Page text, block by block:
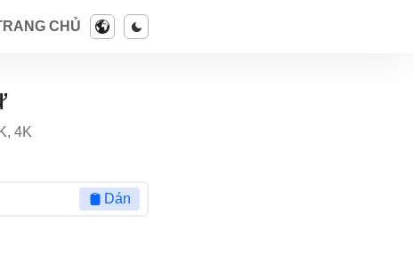
CHỦ
4K
Dán